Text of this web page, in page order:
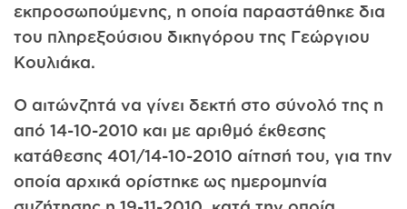
εκπροσωπούμενης, η οποία παραστάθηκε δια
του πληρεξούσιου δικηγόρου της Γεώργιου
Κουλιάκα.
Ο αιτώνζητά να γίνει δεκτή στο σύνολό της η
από 14-10-2010 και με αριθμό έκθεσης
κατάθεσης 401/14-10-2010 αίτησή του, για την
οποία αρχικά ορίστηκε ως ημερομηνία